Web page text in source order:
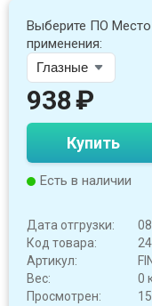
Выберите ПО Место
применения:
938₽
Купить
Есть в наличии
Дата отгрузки:
Код товара:
Артикул:
Вес:
0
Просмотрен: